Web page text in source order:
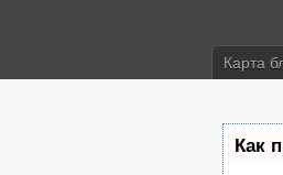
Карта
Как